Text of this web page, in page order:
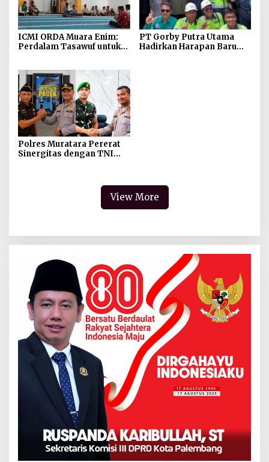
ICMI ORDA Muara Enim:
Perdalam Tasawuf untuk
PT Gorby Putra Utama
Hadirkan Harapan Baru
Polres Muratara Pererat
Sinergitas dengan TNI
View More